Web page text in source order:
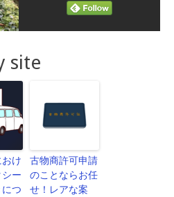
site
け
ー
つ
古物商許可申請
のことならお任
せ！レアな案